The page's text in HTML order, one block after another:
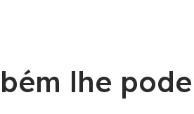
lhe